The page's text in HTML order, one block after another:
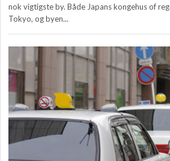
nok vigtigste by. Både Japans kongehus of
Tokyo, og byen...